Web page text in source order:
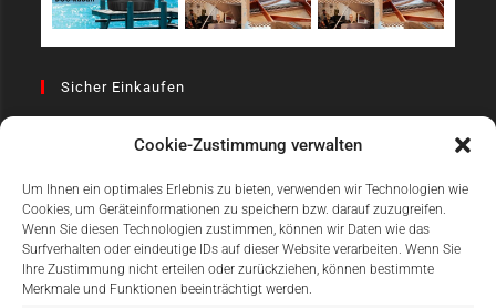
Cookie-Zustimmung verwalten
Um Ihnen ein optimales Erlebnis zu bieten, verwenden wir Technologien wie
Cookies, um Geräteinformationen zu speichern bzw. darauf zuzugreifen.
Wenn Sie diesen Technologien zustimmen, können wir Daten wie das
Surfverhalten oder eindeutige IDs auf dieser Website verarbeiten. Wenn Sie
Ihre Zustimmung nicht erteilen oder zurückziehen, können bestimmte
Merkmale und Funktionen beeinträchtigt werden.
Sicher Einkaufen
Einfach Online Bezahlen